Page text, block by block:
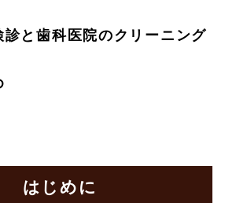
診と歯科医院のクリーニング
はじめに